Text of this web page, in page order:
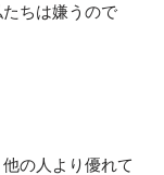
ちは嫌うので
の人より優れて